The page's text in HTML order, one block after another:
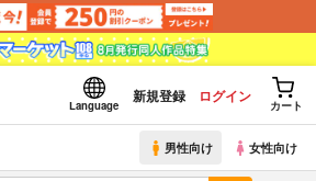
Language
新規登録 ログイン
カート
男性向け 女性向け